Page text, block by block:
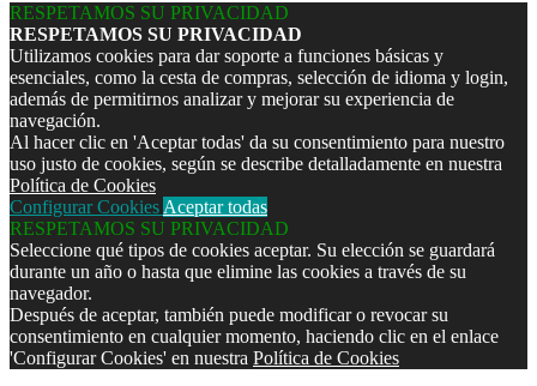
RESPETAMOS SU PRIVACIDAD
RESPETAMOS SU PRIVACIDAD
Utilizamos cookies para dar soporte a funciones básicas y
esenciales, como la cesta de compras, selección de idioma y login,
además de permitirnos analizar y mejorar su experiencia de
navegación.
Al hacer clic en 'Aceptar todas' da su consentimiento para nuestro
uso justo de cookies, según se describe detalladamente en nuestra
Política de Cookies
Configurar Cookies Aceptar todas
RESPETAMOS SU PRIVACIDAD
Seleccione qué tipos de cookies aceptar. Su elección se guardará
durante un año o hasta que elimine las cookies a través de su
navegador.
Después de aceptar, también puede modificar o revocar su
consentimiento en cualquier momento, haciendo clic en el enlace
'Configurar Cookies' en nuestra Política de Cookies